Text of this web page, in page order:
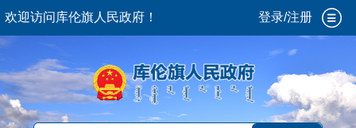
欢迎访问库伦旗人民政府！ 登录/注册